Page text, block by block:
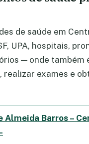
de saúde em
UPA, hospitais,
— onde também
realizar exames e
Almeida Barros –